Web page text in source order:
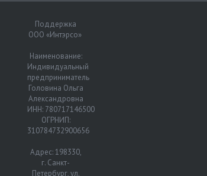
Поддержка
ООО «Интэрсо»
Наименование:
Индивидуальный
предприниматель
Головина Ольга
Александровна
ИНН: 780717146500
ОГРНИП:
310784732900656
Адрес: 198330,
г. Санкт-
Петербург, ул.